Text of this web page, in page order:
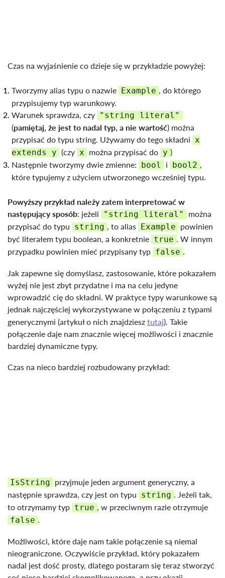
Czas na wyjaśnienie co dzieje się w przykładzie powyżej:
Tworzymy alias typu o nazwie Example , do którego
przypisujemy typ warunkowy.
Warunek sprawdza, czy "string literal"
(pamiętaj, że jest to nadal typ, a nie wartość) można
przypisać do typu string. Używamy do tego składni x
extends y (czy x można przypisać do y )
Następnie tworzymy dwie zmienne: bool i bool2 ,
które typujemy z użyciem utworzonego wcześniej typu.
Powyższy przykład należy zatem interpretować w
następujący sposób: jeżeli "string literal"
można
przypisać do typu string , to alias Example powinien
być literałem typu boolean, a konkretnie true . W innym
przypadku powinien mieć przypisany typ false .
Jak zapewne się domyślasz, zastosowanie, które pokazałem
wyżej nie jest zbyt przydatne i ma na celu jedyne
wprowadzić cię do składni. W praktyce typy warunkowe są
jednak najczęściej wykorzystywane w połączeniu z typami
generycznymi (artykuł o nich znajdziesz tutaj). Takie
połączenie daje nam znacznie więcej możliwości i znacznie
bardziej dynamiczne typy.
Czas na nieco bardziej rozbudowany przykład:
IsString przyjmuje jeden argument generyczny, a
następnie sprawdza, czy jest on typu string . Jeżeli tak,
to otrzymamy typ true , w przeciwnym razie otrzymuje
false .
Możliwości, które daje nam takie połączenie są niemal
nieograniczone. Oczywiście przykład, który pokazałem
nadal jest dość prosty, dlatego postaram się teraz stworzyć